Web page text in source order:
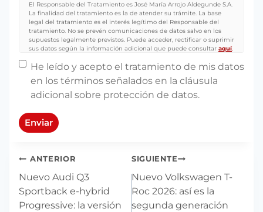
El Responsable del Tratamiento es José María Arrojo Aldegunde S.A.
La finalidad del tratamiento es la de atender su trámite. La base
legal del tratamiento es el interés legítimo del Responsable del
tratamiento. No se prevén comunicaciones de datos salvo en los
supuestos legalmente previstos. Puede acceder, rectificar o suprimir
sus datos según la información adicional que puede consultar aquí.
Sin nombre*
He leído y acepto el tratamiento de mis datos
en los términos señalados en la cláusula
adicional sobre protección de datos.
Enviar
Navegación
de
entradas
ANTERIOR
Nuevo Audi Q3
Sportback e-hybrid
Progressive: la versión
SIGUIENTE
Nuevo Volkswagen T-
Roc 2026: así es la
segunda generación